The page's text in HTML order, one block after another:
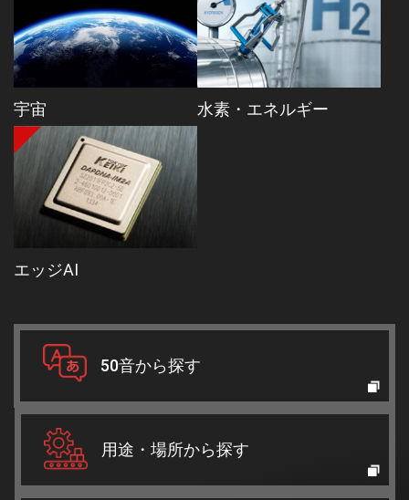
宇宙 水素・エネルギー
エッジAI
50音から探す
用途・場所から探す